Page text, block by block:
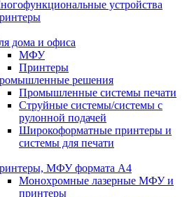
устройства
дома и офиса
МФУ
Принтеры
решения
Промышленные системы печати
Струйные системы/системы с
рулонной подачей
Широкоформатные принтеры и
системы для печати
МФУ формата А4
Монохромные лазерные МФУ и
принтеры